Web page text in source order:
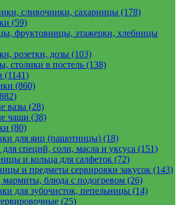
сливочники, сахарницы (178)
(59)
фруктовницы, этажерки, хлебницы
розетки, дозы (103)
столики в постель (138)
(1141)
(860)
вазы (28)
чаши (38)
(80)
для яиц (пашотницы) (18)
специй, соли, масла и уксуса (151)
и кольца для салфеток (72)
и предметы сервировки закусок (143)
блюда с подогревом (26)
для зубочисток, пепельницы (14)
(25)